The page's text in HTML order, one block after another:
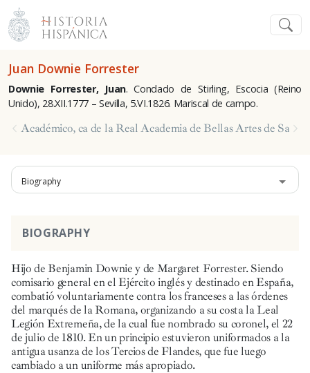
Juan Downie Forrester
Downie Forrester, Juan. Condado de Stirling, Escocia (Reino
Unido), 28.XII.1777 – Sevilla, 5.VI.1826. Mariscal de campo.
Académico, ca de la Real Academia de Bellas Artes de San
Biography
BIOGRAPHY
Hijo de Benjamin Downie y de Margaret Forrester. Siendo
comisario general en el Ejército inglés y destinado en España,
combatió voluntariamente contra los franceses a las órdenes
del marqués de la Romana, organizando a su costa la Leal
Legión Extremeña, de la cual fue nombrado su coronel, el 22
de julio de 1810. En un principio estuvieron uniformados a la
antigua usanza de los Tercios de Flandes, que fue luego
cambiado a un uniforme más apropiado.